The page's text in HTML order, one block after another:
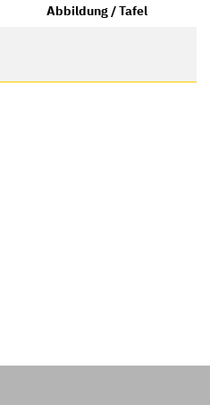
Abbildung / Tafel